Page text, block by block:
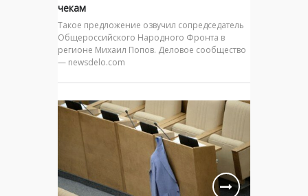
чекам
Такое предложение озвучил сопредседатель
Общероссийского Народного Фронта в
регионе Михаил Попов. Деловое сообщество
— newsdelo.com